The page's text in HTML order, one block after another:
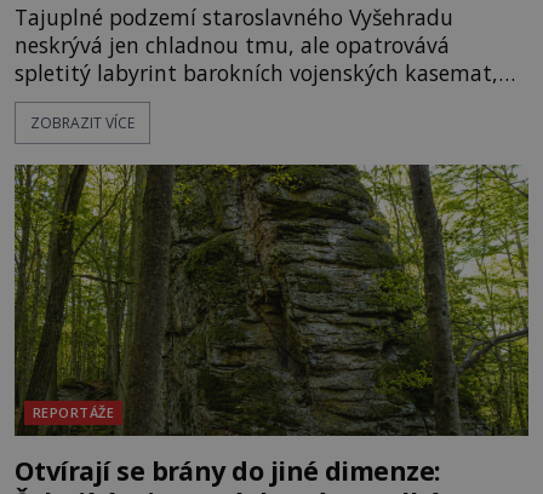
Tajuplné podzemí staroslavného Vyšehradu
neskrývá jen chladnou tmu, ale opatrovává
spletitý labyrint barokních vojenských kasemat,
zapomenuté chrámy a vzácné národní poklady.
Hluboko uvnitř mohutné skály nad řekou Vltavou
vyhýbá shonu moderní metropole. Místo, ke
kterému se vážou nejstarší české mýty, ve svých
temných útrobách střeží monumentální
ZOBRAZIT VÍCE
REPORTÁŽE
Otvírají se brány do jiné dimenze: